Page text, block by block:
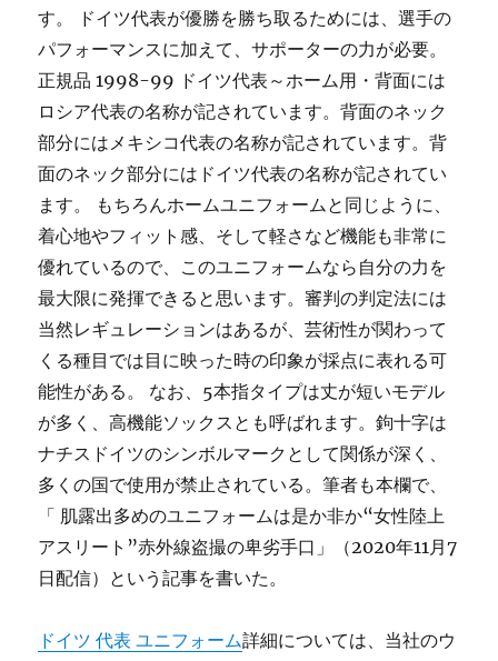
す。 ドイツ代表が優勝を勝ち取るためには、選手の
パフォーマンスに加えて、サポーターの力が必要。
正規品 1998-99 ドイツ代表～ホーム用・背面には
ロシア代表の名称が記されています。背面のネック
部分にはメキシコ代表の名称が記されています。背
面のネック部分にはドイツ代表の名称が記されてい
ます。 もちろんホームユニフォームと同じように、
着心地やフィット感、そして軽さなど機能も非常に
優れているので、このユニフォームなら自分の力を
最大限に発揮できると思います。審判の判定法には
当然レギュレーションはあるが、芸術性が関わって
くる種目では目に映った時の印象が採点に表れる可
能性がある。 なお、5本指タイプは丈が短いモデル
が多く、高機能ソックスとも呼ばれます。鉤十字は
ナチスドイツのシンボルマークとして関係が深く、
多くの国で使用が禁止されている。筆者も本欄で、
「 肌露出多めのユニフォームは是か非か“女性陸上
アスリート”赤外線盗撮の卑劣手口」（2020年11月7
日配信）という記事を書いた。
ドイツ 代表 ユニフォーム詳細については、当社のウ